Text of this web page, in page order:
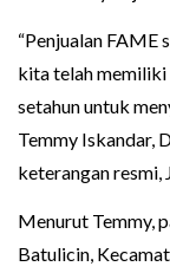
“Penjualan FAME
kita telah
setahun untuk
Temmy Iskandar,
keterangan
Menurut Temmy,
Batulicin,